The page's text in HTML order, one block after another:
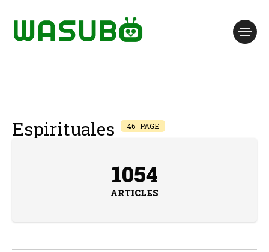
Espirituales 46- PAGE
1054
ARTICLES